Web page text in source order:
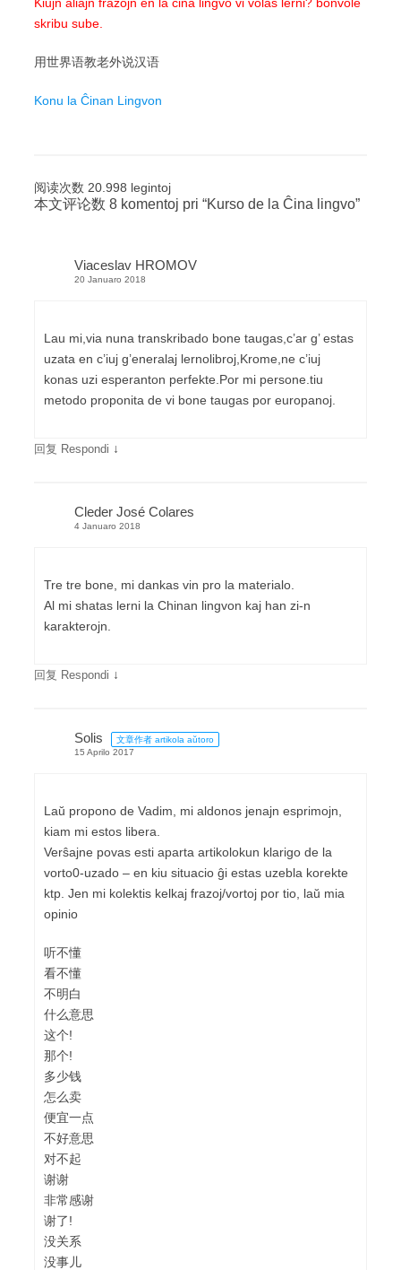
skribu sube.
用世界语教老外说汉语
Konu la Ĉinan Lingvon
阅读次数 20.998 legintoj
本文评论数 8 komentoj pri “Kurso de la Ĉina lingvo”
Viaceslav HROMOV
20 Januaro 2018
Lau mi,via nuna transkribado bone taugas,c’ar g’ estas
uzata en c’iuj g’eneralaj lernolibroj,Krome,ne c’iuj
konas uzi esperanton perfekte.Por mi persone.tiu
metodo proponita de vi bone taugas por europanoj.
回复 Respondi ↓
Cleder José Colares
4 Januaro 2018
Tre tre bone, mi dankas vin pro la materialo.
Al mi shatas lerni la Chinan lingvon kaj han zi-n
karakterojn.
回复 Respondi ↓
Solis
文章作者 artikola aŭtoro
15 Aprilo 2017
Laŭ propono de Vadim, mi aldonos jenajn esprimojn,
kiam mi estos libera.
Verŝajne povas esti aparta artikolokun klarigo de la
vorto0-uzado – en kiu situacio ĝi estas uzebla korekte
ktp. Jen mi kolektis kelkaj frazoj/vortoj por tio, laŭ mia
opinio
听不懂
看不懂
不明白
什么意思
这个!
那个!
多少钱
怎么卖
便宜一点
不好意思
对不起
谢谢
非常感谢
谢了!
没关系
没事儿